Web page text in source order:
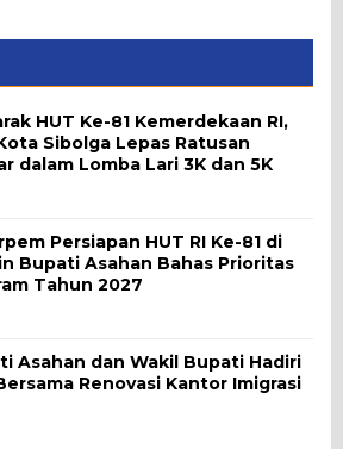
HUT Ke-81 Kemerdekaan RI,
Sibolga Lepas Ratusan
dalam Lomba Lari 3K dan 5K
Persiapan HUT RI Ke-81 di
Bupati Asahan Bahas Prioritas
Tahun 2027
Asahan dan Wakil Bupati Hadiri
Renovasi Kantor Imigrasi